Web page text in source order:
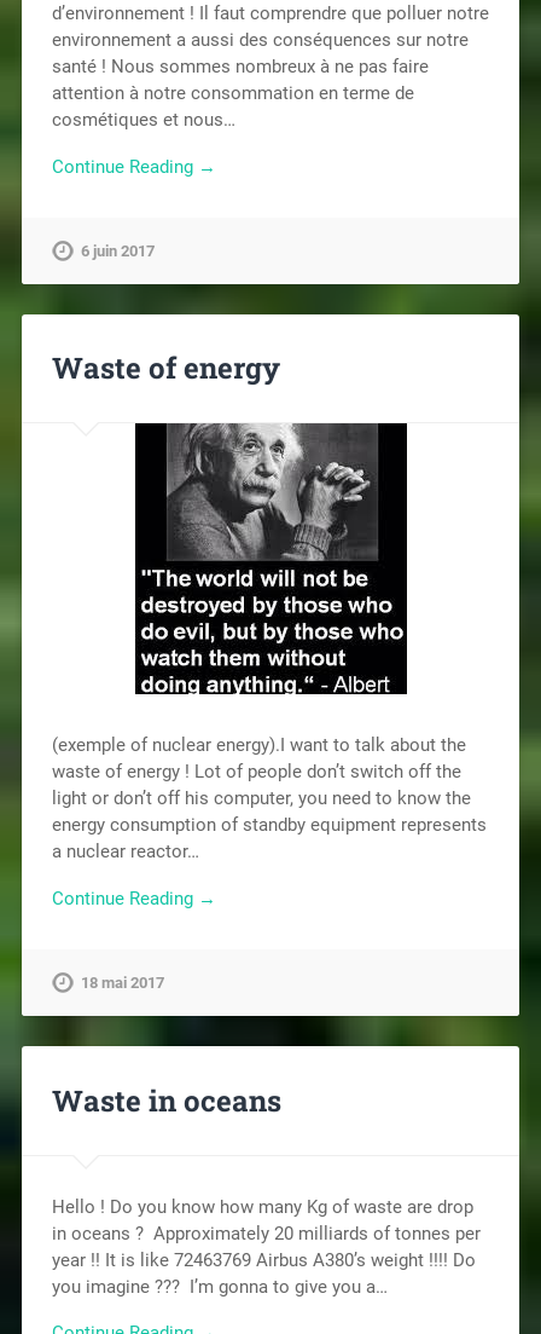
d’environnement ! Il faut comprendre que polluer notre
environnement a aussi des conséquences sur notre
santé ! Nous sommes nombreux à ne pas faire
attention à notre consommation en terme de
cosmétiques et nous…
Continue Reading →
6 juin 2017
Waste of energy
(exemple of nuclear energy).I want to talk about the
waste of energy ! Lot of people don’t switch off the
light or don’t off his computer, you need to know the
energy consumption of standby equipment represents
a nuclear reactor…
Continue Reading →
18 mai 2017
Waste in oceans
Hello ! Do you know how many Kg of waste are drop
in oceans ? Approximately 20 milliards of tonnes per
year !! It is like 72463769 Airbus A380’s weight !!!! Do
you imagine ??? I’m gonna to give you a…